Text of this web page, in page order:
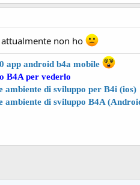
non ho
app android b4a mobile
B4A per vederlo
ambiente di sviluppo per B4i (ios)
ambiente di sviluppo B4A